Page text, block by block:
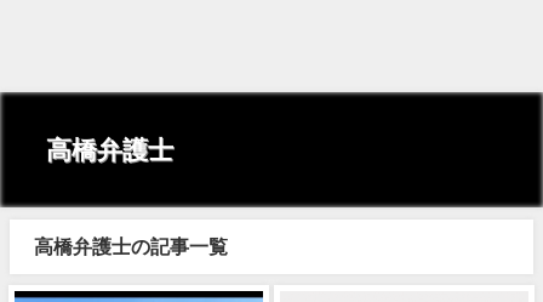
高橋弁護士
高橋弁護士の記事一覧